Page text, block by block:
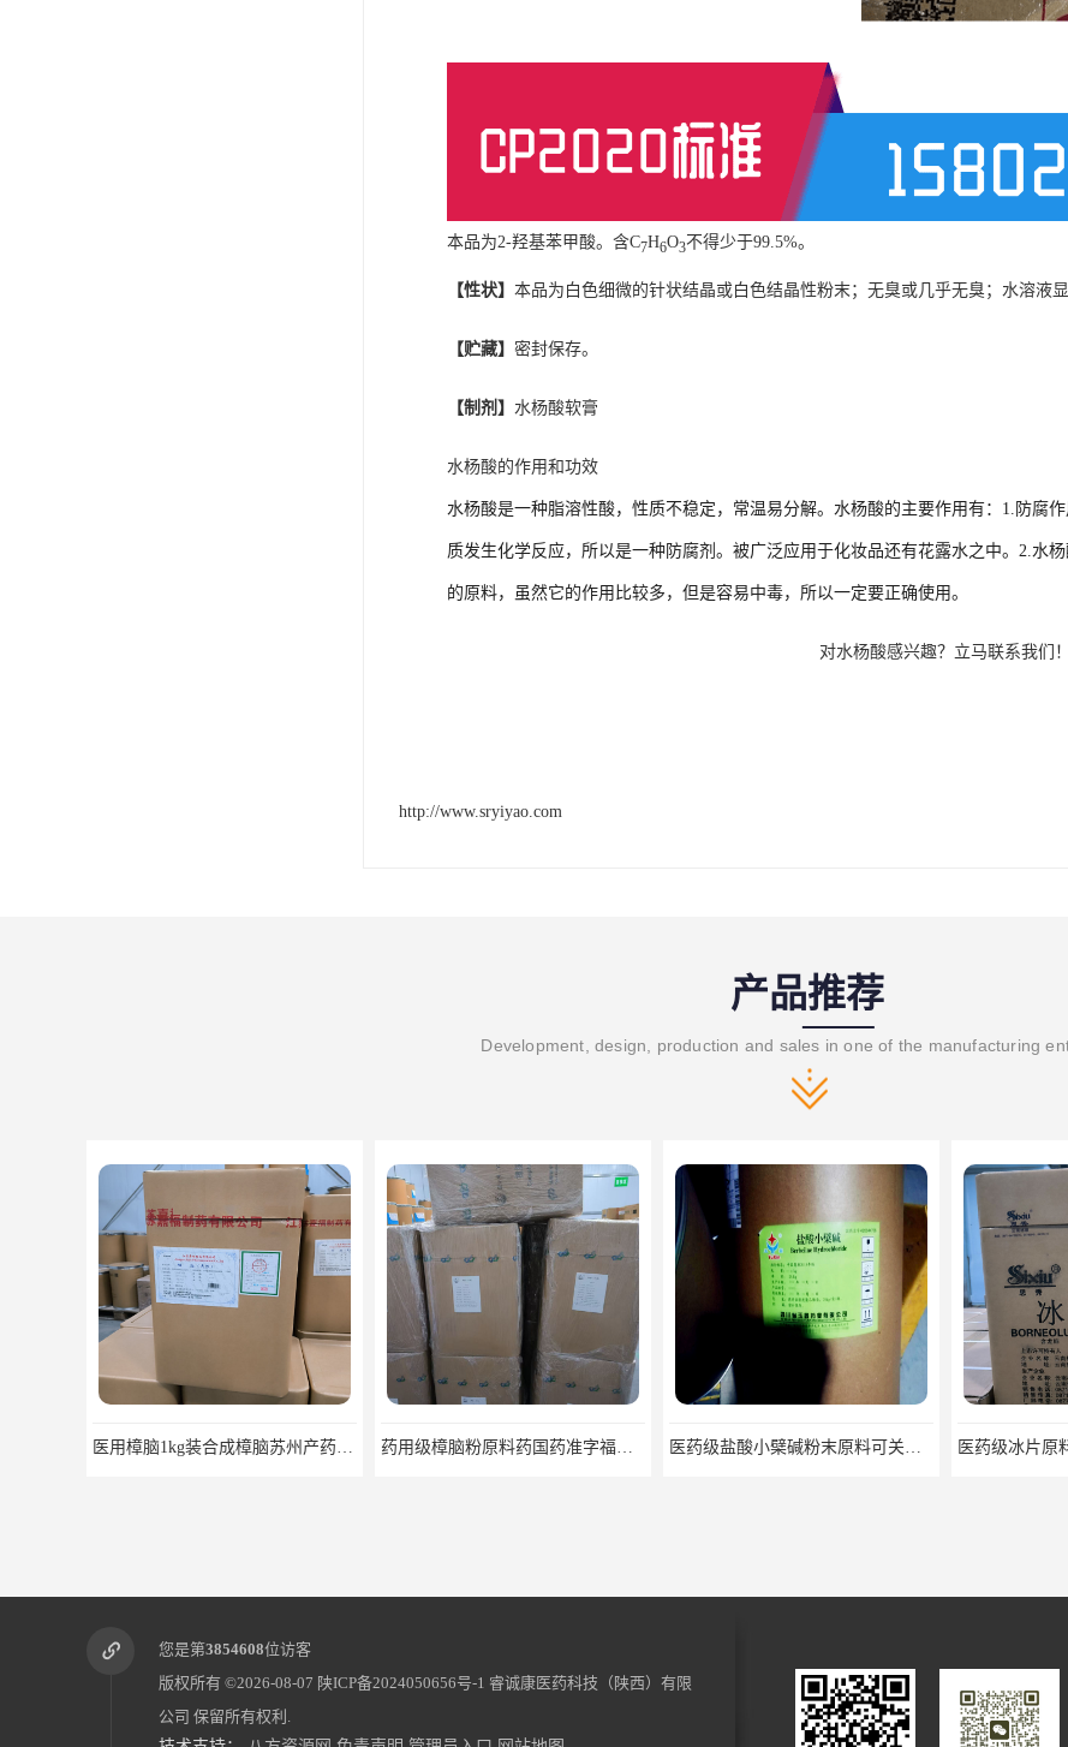
本品为2-羟基苯甲酸。含C7H6O3不得少于99.5%。
【性状】 本品为白色细微的针状结晶或白色结晶性粉末；无臭或几乎无臭；水溶液显
【贮藏】 密封保存。
【制剂】 水杨酸软膏
水杨酸的作用和功效
水杨酸是一种脂溶性酸，性质不稳定，常温易分解。水杨酸的主要作用有：1.防腐
质发生化学反应，所以是一种防腐剂。被广泛应用于化妆品还有花露水之中。2.水
的原料，虽然它的作用比较多，但是容易中毒，所以一定要正确使用。
对水杨酸感兴趣？立马联系我们！
http://www.sryiyao.com
产品推荐
Development, design, production and sales in one of the manufacturing
药用级樟脑粉原料药国药准字福建青松
您是第3854608位访客
版权所有 ©2026-08-07 陕ICP备2024050656号-1 睿诚康医药科技（陕西）有限
公司 保留所有权利.